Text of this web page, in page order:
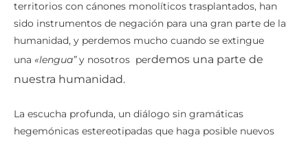
territorios con cánones monolíticos trasplantados, han
sido instrumentos de negación para una gran parte de la
humanidad, y perdemos mucho cuando se extingue
una «lengua”y nosotros perdemos una parte de
nuestra humanidad.
La escucha profunda, un diálogo sin gramáticas
hegemónicas estereotipadas que haga posible nuevos